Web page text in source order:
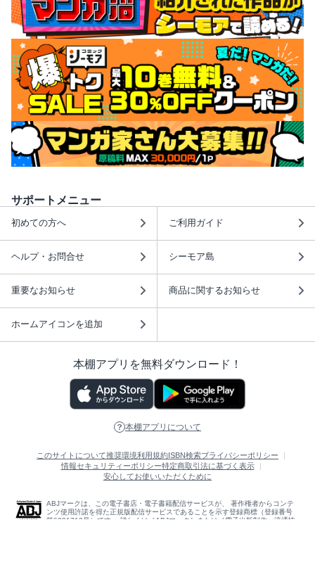
サポートメニュー
初めての方へ ご利用ガイド
ヘルプ・お問合せ シーモア島
重要なお知らせ 商品に関するお知らせ
ホームアイコンを追加
本棚アプリを無料ダウンロード！
本棚アプリについて
このサイトについて推奨環境利用規約 ISBN検索プライバシーポリシー
情報セキュリティーポリシー特定商取引法に基づく表示
安心してお使いいただくために
ABJマークは、この電子書店・電子書籍配信サービスが、 著作権者からコンテ
ンツ使用許諾を得た正規版配信サービスであることを示す登録商標（登録番号
第6091713号）です。 詳しくは［ABJマーク］または［電子出版制作・流通協